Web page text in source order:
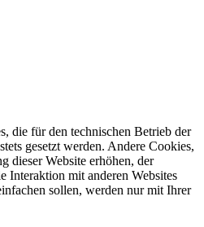
die für den technischen Betrieb der
gesetzt werden. Andere Cookies,
dieser Website erhöhen, der
Interaktion mit anderen Websites
sollen, werden nur mit Ihrer